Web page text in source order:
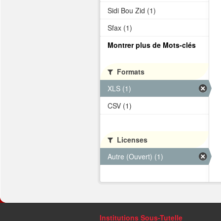
Sidi Bou Zid (1)
Sfax (1)
Montrer plus de Mots-clés
Formats
XLS (1)
CSV (1)
Licenses
Autre (Ouvert) (1)
Institutions Sous-Tutelle